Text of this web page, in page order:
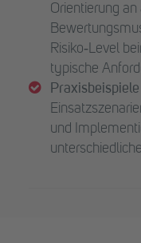
Orientierung
Risiko‑Level
typische
und